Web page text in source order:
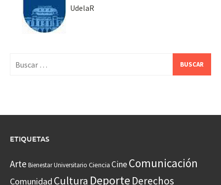
UdelaR
ETIQUETAS
Arte Bienestar Universitario Ciencia CineComunicación
Comunidad Cultura Deporte Derechos